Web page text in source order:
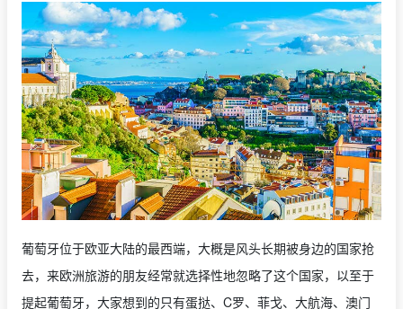
葡萄牙位于欧亚大陆的最西端，大概是风头长期被身边的国家抢
去，来欧洲旅游的朋友经常就选择性地忽略了这个国家，以至于
提起葡萄牙，大家想到的只有蛋挞、C罗、菲戈、大航海、澳门